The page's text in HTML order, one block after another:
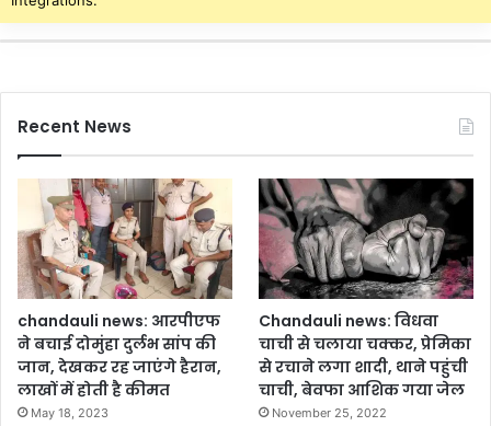
Recent News
chandauli news: आरपीएफ
ने बचाई दोमुंहा दुर्लभ सांप की
जान, देखकर रह जाएंगे हैरान,
लाखों में होती है कीमत
May 18, 2023
Chandauli news: विधवा
चाची से चलाया चक्कर, प्रेमिका
से रचाने लगा शादी, थाने पहुंची
चाची, बेवफा आशिक गया जेल
November 25, 2022